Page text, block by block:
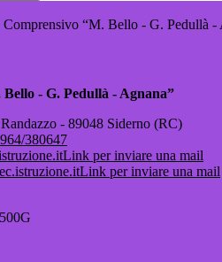
Comprensivo “M. Bello - G. Pedullà -
- G. Pedullà - Agnana”
- 89048 Siderno (RC)
380647
Link per inviare una mail
Link per inviare una mail